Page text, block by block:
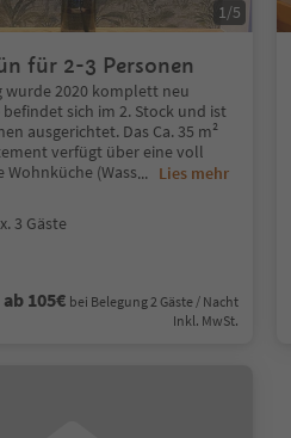
für 2-3 Personen
wurde 2020 komplett neu
sich im 2. Stock und ist
ausgerichtet. Das Ca. 35 m²
verfügt über eine voll
Wohnküche (Wass... Lies mehr
3 Gäste
ab 105€ bei Belegung 2 Gäste / Nacht
Inkl. MwSt.
1/5